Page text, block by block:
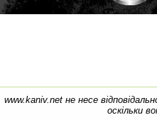
www.kaniv.net не несе
оскільки